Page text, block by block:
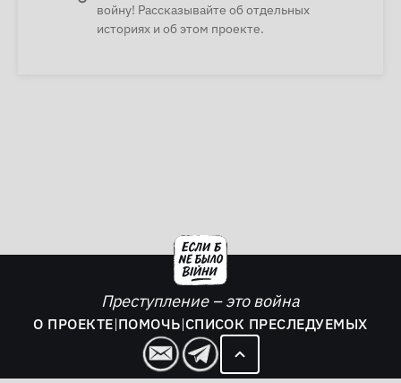
войну! Рассказывайте об отдельных
историях и об этом проекте.
Преступление – это война
О ПРОЕКТЕ|ПОМОЧЬ|СПИСОК ПРЕСЛЕДУЕМЫХ